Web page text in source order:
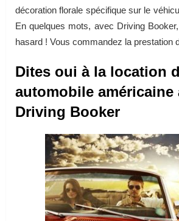
décoration florale spécifique sur le
En quelques mots, avec Driving
hasard ! Vous commandez la prestation
Dites oui à la location
automobile américaine
Driving Booker